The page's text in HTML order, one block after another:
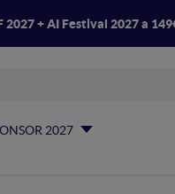
2027 + AI Festival 2027 a
2027